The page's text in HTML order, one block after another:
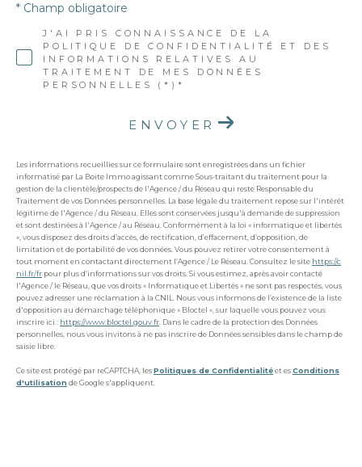
J'AI PRIS CONNAISSANCE DE LA
POLITIQUE DE CONFIDENTIALITÉ ET DES
INFORMATIONS RELATIVES AU
TRAITEMENT DE MES DONNÉES
PERSONNELLES (*)*
* Champ obligatoire
ENVOYER
Les informations recueillies sur ce formulaire sont enregistrées dans un fichier
informatisé par La Boite Immo agissant comme Sous-traitant du traitement pour la
gestion de la clientèle/prospects de l'Agence / du Réseau qui reste Responsable du
Traitement de vos Données personnelles. La base légale du traitement repose sur l'intérêt
légitime de l'Agence / du Réseau. Elles sont conservées jusqu'à demande de suppression
et sont destinées à l'Agence / au Réseau. Conformément à la loi « informatique et libertés
», vous disposez des droits d’accès, de rectification, d’effacement, d’opposition, de
limitation et de portabilité de vos données. Vous pouvez retirer votre consentement à
tout moment en contactant directement l’Agence / Le Réseau. Consultez le site https://c
nil.fr/fr pour plus d’informations sur vos droits. Si vous estimez, après avoir contacté
l'Agence / le Réseau, que vos droits « Informatique et Libertés » ne sont pas respectés, vous
pouvez adresser une réclamation à la CNIL. Nous vous informons de l’existence de la liste
d'opposition au démarchage téléphonique « Bloctel », sur laquelle vous pouvez vous
inscrire ici : https://www.bloctel.gouv.fr. Dans le cadre de la protection des Données
personnelles, nous vous invitons à ne pas inscrire de Données sensibles dans le champ de
saisie libre.
Ce site est protégé par reCAPTCHA, lesPolitiques de Confidentialitéet esConditions
d'utilisation de Google s'appliquent.